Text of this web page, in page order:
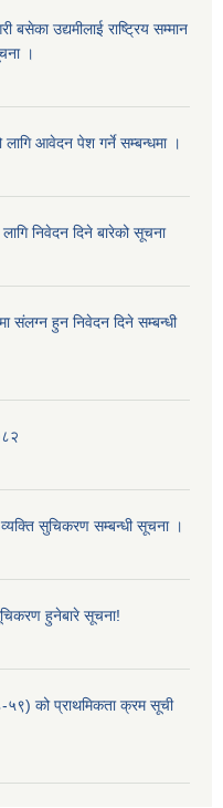
बसेका उद्यमीलाई राष्ट्रिय सम्मान
।
लागि आवेदन पेश गर्ने सम्बन्धमा ।
निवेदन दिने बारेको सूचना
संलग्न हुन निवेदन दिने सम्बन्धी
सुचिकरण सम्बन्धी सूचना ।
हुनेबारे सूचना!
५९) को प्राथमिकता क्रम सूची